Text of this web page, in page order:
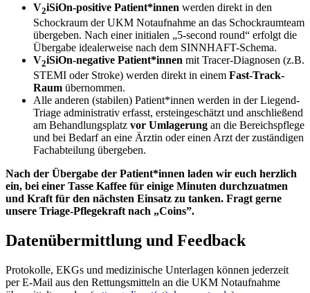
V2iSiOn-positive Patient*innen werden direkt in den
Schockraum der UKM Notaufnahme an das Schockraumteam
übergeben. Nach einer initialen „5-second round“ erfolgt die
Übergabe idealerweise nach dem SINNHAFT-Schema.
V2iSiOn-negative Patient*innen mit Tracer-Diagnosen (z.B.
STEMI oder Stroke) werden direkt in einem Fast-Track-
Raum übernommen.
Alle anderen (stabilen) Patient*innen werden in der Liegend-
Triage administrativ erfasst, ersteingeschätzt und anschließend
am Behandlungsplatz vor Umlagerung an die Bereichspflege
und bei Bedarf an eine Ärztin oder einen Arzt der zuständigen
Fachabteilung übergeben.
Nach der Übergabe der Patient*innen laden wir euch herzlich
ein, bei einer Tasse Kaffee für einige Minuten durchzuatmen
und Kraft für den nächsten Einsatz zu tanken. Fragt gerne
unsere Triage-Pflegekraft nach „Coins”.
Datenübermittlung und Feedback
Protokolle, EKGs und medizinische Unterlagen können jederzeit
per E-Mail aus den Rettungsmitteln an die UKM Notaufnahme